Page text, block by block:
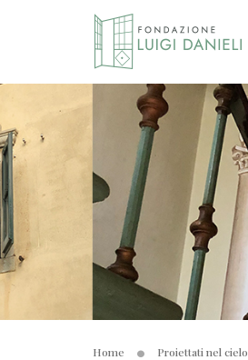
Home Proiettati nel cielo